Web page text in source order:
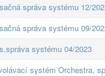
správa systému 12/
správa systému 09/
systému 04/2023
systém Orchestra,